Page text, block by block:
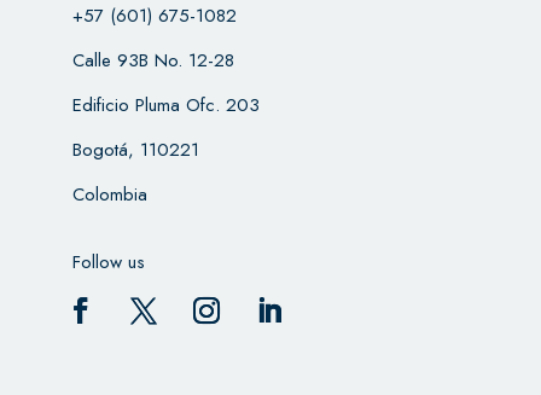
+57 (601) 675-1082
Calle 93B No. 12-28
Edificio Pluma Ofc. 203
Bogotá, 110221
Colombia
Follow us